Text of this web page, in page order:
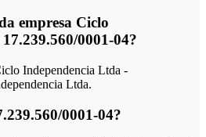
empresa Ciclo
0001-04?
Independencia Ltda -
Ltda.
0001-04?